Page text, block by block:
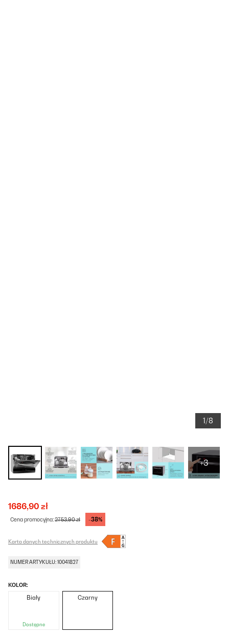
1/8
+3
1686,90 zł
Cena promocyjna:2753,90 zł -38%
Karta danych technicznych produktu
NUMER ARTYKUŁU: 10041827
KOLOR:
Biały
Dostępne
Czarny